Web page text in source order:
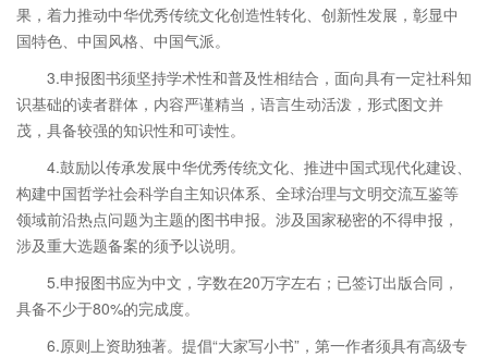
果，着力推动中华优秀传统文化创造性转化、创新性发展，彰显中
国特色、中国风格、中国气派。
3.申报图书须坚持学术性和普及性相结合，面向具有一定社科知
识基础的读者群体，内容严谨精当，语言生动活泼，形式图文并
茂，具备较强的知识性和可读性。
4.鼓励以传承发展中华优秀传统文化、推进中国式现代化建设、
构建中国哲学社会科学自主知识体系、全球治理与文明交流互鉴等
领域前沿热点问题为主题的图书申报。涉及国家秘密的不得申报，
涉及重大选题备案的须予以说明。
5.申报图书应为中文，字数在20万字左右；已签订出版合同，
具备不少于80%的完成度。
6.原则上资助独著。提倡“大家写小书”，第一作者须具有高级专